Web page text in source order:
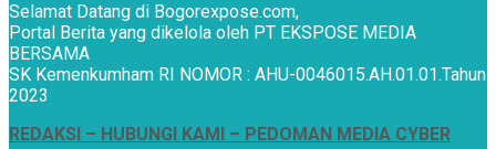
Selamat Datang di Bogorexpose.com,
Portal Berita yang dikelola oleh PT EKSPOSE MEDIA
BERSAMA
SK Kemenkumham RI NOMOR : AHU-0046015.AH.01.01.Tahun
2023
REDAKSI – HUBUNGI KAMI – PEDOMAN MEDIA CYBER